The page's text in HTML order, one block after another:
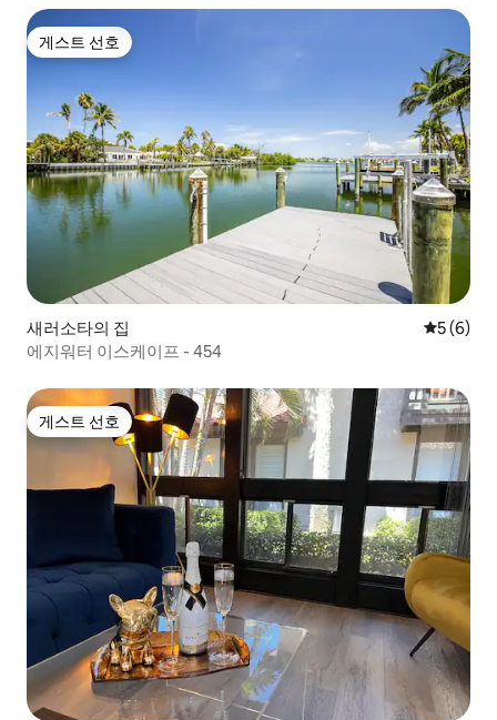
게스트 선호
게스트 선호
새러소타의 집 평점 5점
5 (6)
에지워터 이스케이프 - 454
게스트 선호
게스트 선호